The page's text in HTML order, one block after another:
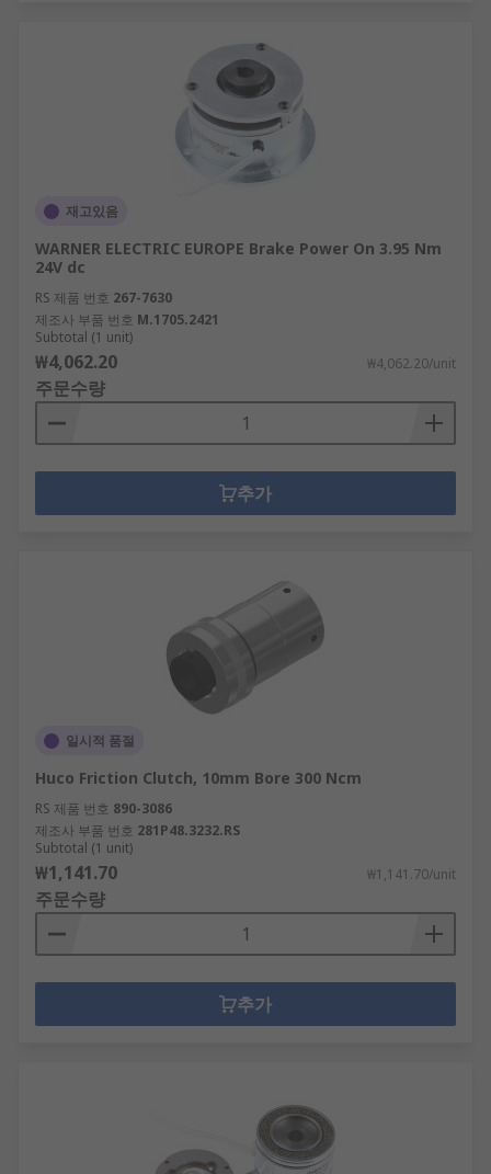
재고있음
WARNER ELECTRIC EUROPE Brake Power On 3.95 Nm
24V dc
RS 제품 번호 267-7630
제조사 부품 번호 M.1705.2421
Subtotal (1 unit)
₩4,062.20 ₩4,062.20/unit
주문수량
추가
일시적 품절
Huco Friction Clutch, 10mm Bore 300 Ncm
RS 제품 번호 890-3086
제조사 부품 번호 281P48.3232.RS
Subtotal (1 unit)
₩1,141.70 ₩1,141.70/unit
주문수량
추가